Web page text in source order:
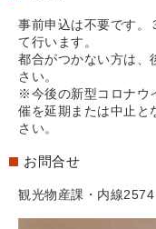
事前申込は不要です。
て行います。
都合がつかない方は、
さい。
※今後の新型コロナウ
催を延期または中止と
さい。
お問合せ
観光物産課・内線2574